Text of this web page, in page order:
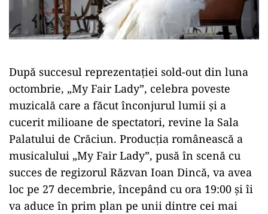
După succesul reprezentației sold-out din luna
octombrie, „My Fair Lady”, celebra poveste
muzicală care a făcut înconjurul lumii și a
cucerit milioane de spectatori, revine la Sala
Palatului de Crăciun. Producția românească a
musicalului „My Fair Lady”, pusă în scenă cu
succes de regizorul Răzvan Ioan Dincă, va avea
loc pe 27 decembrie, începând cu ora 19:00 și îi
va aduce în prim plan pe unii dintre cei mai